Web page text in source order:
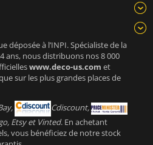
déposée à l’INPI. Spécialiste de la
ans, nous distribuons nos 8 000
www.deco-us.com et
sur les plus grandes places de
Cdiscount,
Etsy et Vinted. En achetant
vous bénéficiez de notre stock